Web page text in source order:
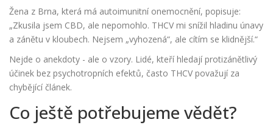
Žena z Brna, která má autoimunitní onemocnění, popisuje:
„Zkusila jsem CBD, ale nepomohlo. THCV mi snížil hladinu únavy
a zánětu v kloubech. Nejsem „vyhozená“, ale cítím se klidnější.“
Nejde o anekdoty - ale o vzory. Lidé, kteří hledají protizánětlivý
účinek bez psychotropních efektů, často THCV považují za
chybějící článek.
Co ještě potřebujeme vědět?